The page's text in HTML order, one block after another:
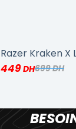
Razer Kraken X
699
449